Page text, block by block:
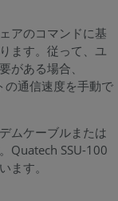
アのコマンドに基
ます。従って、ユ
がある場合、
通信速度を手動で
ムケーブルまたは
Quatech SSU-100
ます。